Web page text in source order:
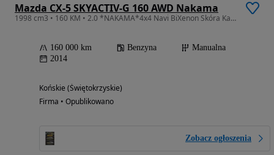
Mazda CX-5 SKYACTIV-G 160 AWD Nakama
1998 cm3 • 160 KM • 2.0 *NAKAMA*4x4 Navi BiXenon Skóra Kamera Keyless BeZkOLIZYJNA
160 000 km Benzyna
Manualna
2014
Końskie (Świętokrzyskie)
Firma • Opublikowano
Zobacz ogłoszenia